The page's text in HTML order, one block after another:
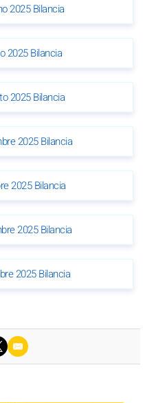
2025 Bilancia
2025 Bilancia
2025 Bilancia
2025 Bilancia
2025 Bilancia
2025 Bilancia
2025 Bilancia